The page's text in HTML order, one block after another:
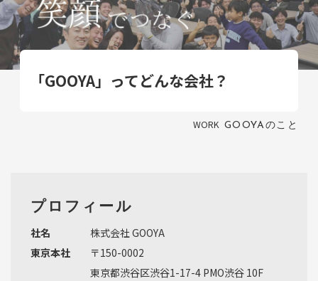
「GOOYA」ってどんな会社？
WORK GOOYAのこと
プロフィール
社名 株式会社 GOOYA
東京本社 〒150-0002
東京都渋谷区渋谷1-17-4 PMO渋谷 10F